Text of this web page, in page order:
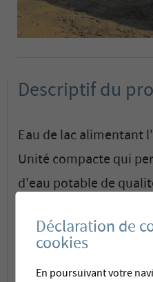
Descriptif du
Eau de lac alimentant
Unité compacte qui
d'eau potable de
microbiologiques.
Déclaration de
cookies
En poursuivant votre